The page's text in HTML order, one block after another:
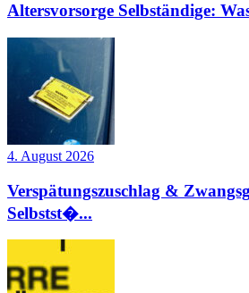
Altersvorsorge Selbständige:
4. August 2026
Verspätungszuschlag &
Selbstst�...